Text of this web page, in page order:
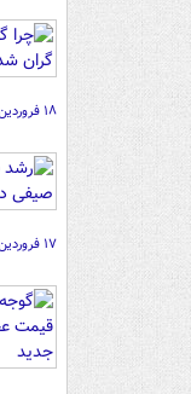
۱۸ فروردین ۰۱ - ۰۸:۵۰
۱۷ فروردین ۰۱ - ۱۶:۰۶